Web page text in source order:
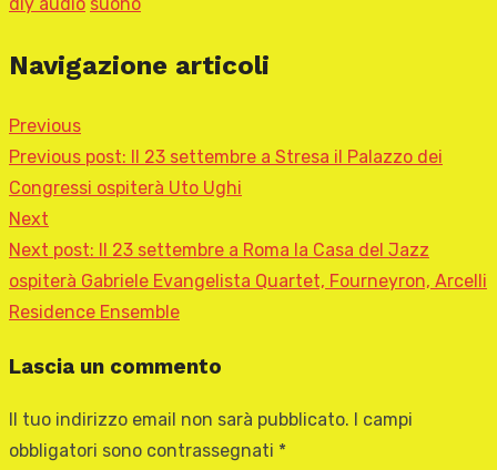
Navigazione articoli
Previous
Previous post: Il 23 settembre a Stresa il Palazzo dei
Congressi ospiterà Uto Ughi
Next
Next post: Il 23 settembre a Roma la Casa del Jazz
ospiterà Gabriele Evangelista Quartet, Fourneyron, Arcelli
Residence Ensemble
Lascia un commento
Il tuo indirizzo email non sarà pubblicato.
I campi
obbligatori sono contrassegnati *